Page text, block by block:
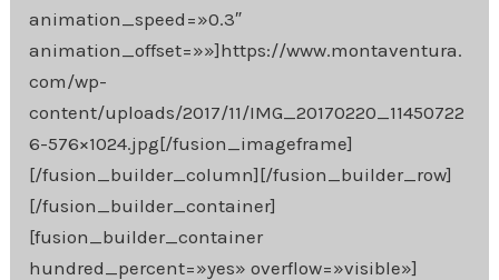
animation_speed=»0.3″
animation_offset=»»]https://www.montaventura.
com/wp-
content/uploads/2017/11/IMG_20170220_11450722
6-576×1024.jpg[/fusion_imageframe]
[/fusion_builder_column][/fusion_builder_row]
[/fusion_builder_container]
[fusion_builder_container
hundred_percent=»yes» overflow=»visible»]